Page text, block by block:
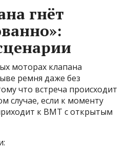
гнёт
моторах клапана
ремня даже без
что встреча происходит
случае, если к моменту
к ВМТ с открытым